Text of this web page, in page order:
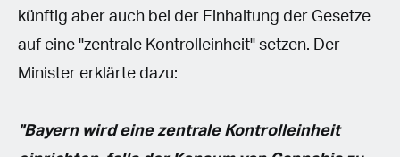
künftig aber auch bei der Einhaltung der Gesetze
auf eine "zentrale Kontrolleinheit" setzen. Der
Minister erklärte dazu:
"Bayern wird eine zentrale Kontrolleinheit